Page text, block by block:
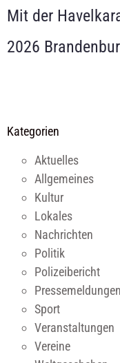
Mit der
2026
Kategorien
Aktuelles
Allgemeines
Kultur
Lokales
Nachrichten
Politik
Polizeibericht
Pressemeldungen
Sport
Veranstaltungen
Vereine